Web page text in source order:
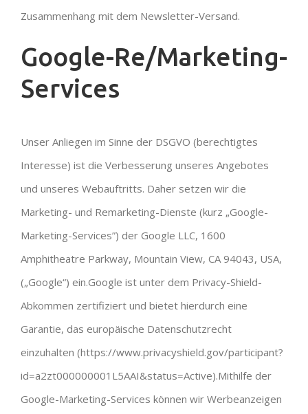
Zusammenhang mit dem Newsletter-Versand.
Google-Re/Marketing-
Services
Unser Anliegen im Sinne der DSGVO (berechtigtes
Interesse) ist die Verbesserung unseres Angebotes
und unseres Webauftritts. Daher setzen wir die
Marketing- und Remarketing-Dienste (kurz „Google-
Marketing-Services”) der Google LLC, 1600
Amphitheatre Parkway, Mountain View, CA 94043, USA,
(„Google“) ein.Google ist unter dem Privacy-Shield-
Abkommen zertifiziert und bietet hierdurch eine
Garantie, das europäische Datenschutzrecht
einzuhalten (https://www.privacyshield.gov/participant?
id=a2zt000000001L5AAI&status=Active).Mithilfe der
Google-Marketing-Services können wir Werbeanzeigen